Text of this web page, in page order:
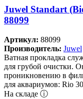
Juwel Standart
88099
Артикул: 88099
Производитель: Juwel
Ватная прокладка
для грубой очистки.
проникновению в
для аквариумов: Rio
На складе ⓘ